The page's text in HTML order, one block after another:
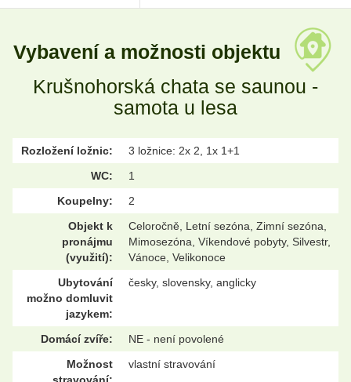
Vybavení a možnosti objektu
Krušnohorská chata se saunou -
samota u lesa
Rozložení ložnic:
3 ložnice: 2x 2, 1x 1+1
WC:
1
Koupelny:
2
Objekt k
pronájmu
(využití):
Celoročně, Letní sezóna, Zimní sezóna,
Mimosezóna, Víkendové pobyty, Silvestr,
Vánoce, Velikonoce
Ubytování
možno domluvit
jazykem:
česky, slovensky, anglicky
Domácí zvíře:
NE - není povolené
Možnost
vlastní stravování